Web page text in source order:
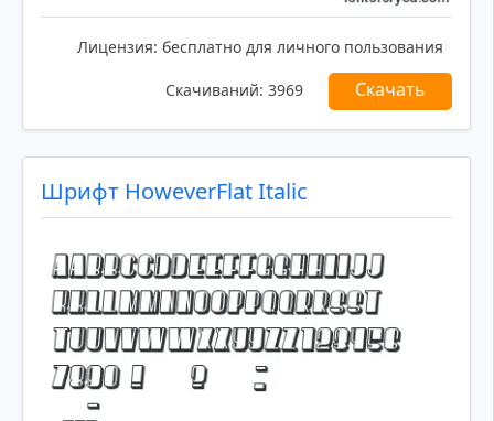
Лицензия: бесплатно для личного пользования
Скачиваний: 3969 Скачать
Шрифт HoweverFlat Italic